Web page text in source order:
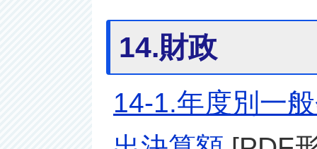
14.財政
14-1.年度別一